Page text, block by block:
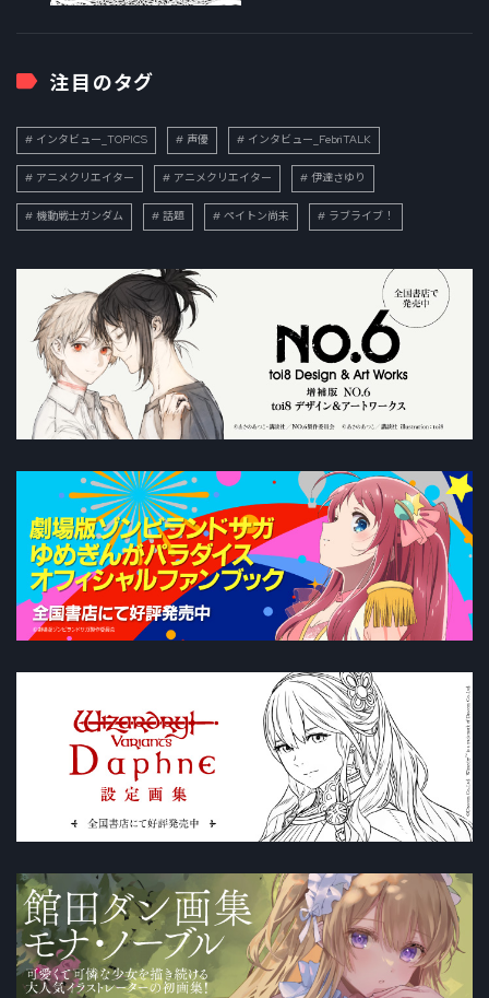
注目のタグ
インタビュー_TOPICS 声優 インタビュー_FebriTALK
アニメクリエイター アニメクリエイター 伊達さゆり
機動戦士ガンダム 話題 ペイトン尚未 ラブライブ！